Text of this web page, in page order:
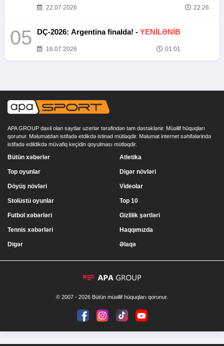
22.07.2026 22:26
05 DÇ-2026: Argentina finalda! - YENİLƏNİB
16.07.2026 01:01
APA GROUP daxil olan saytlar uzerlər tərəfindən tam dəstəklənir. Müəllif hüquqları
qorunur. Məlumatdan istifadə etdikdə istinad mütləqdir. Məlumat internet səhifələrində
istifadə edildikdə müvafiq keçidin qoyulması mütləqdir.
Bütün xəbərlər
Top oyunlar
Döyüş növləri
Stolüstü oyunlar
Atletika
Digər növləri
Videolar
Top 10
Futbol xəbərləri
Tennis xəbərləri
Digər
Gizlilik şərtləri
Haqqımızda
Əlaqə
© 2007 - 2026 Bütün müəllif hüquqları qorunur.